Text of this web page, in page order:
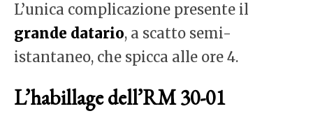
L’unica complicazione presente il
grande datario, a scatto semi-
istantaneo, che spicca alle ore 4.
L’habillage dell’RM 30-01